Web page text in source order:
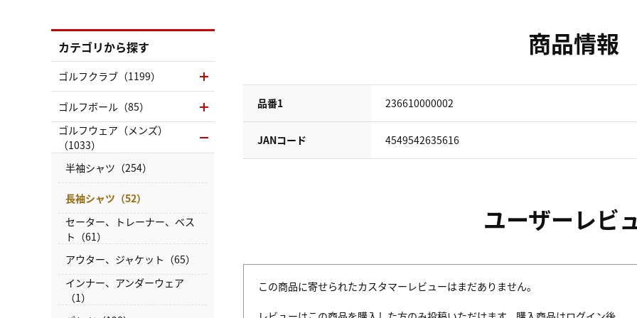
商品情報
品番1 236610000002
JANコード 4549542635616
ユーザーレビ
この商品に寄せられたカスタマーレビューはまだありません。
カテゴリから探す
ゴルフクラブ（1199）
ゴルフボール（85）
ゴルフウェア（メンズ）
（1033）
半袖シャツ（254）
長袖シャツ（52）
セーター、トレーナー、ベス
ト（61）
アウター、ジャケット（65）
インナー、アンダーウェア
（1）